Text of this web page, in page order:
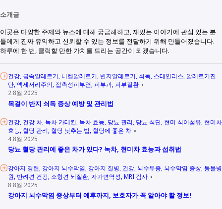
소개글
이곳은 다양한 주제와 뉴스에 대해 궁금해하고, 재밌는 이야기에 관심 있는 분
들에게 진짜 유익하고 신뢰할 수 있는 정보를 전달하기 위해 만들어졌습니다.
하루에 한 번, 클릭할 만한 가치를 드리는 공간이 되겠습니다.
건강 금속알레르기 니켈알레르기 반지알레르기 쇠독 스테인리스 알레르기진
단 액세서리주의 접촉성피부염 피부과 피부질환
2 8월 2025
목걸이 반지 쇠독 증상 예방 및 관리법
건강 건강 차 녹차 카테킨 녹차 효능 당뇨 관리 당뇨 식단 현미 식이섬유 현미차
효능 혈당 관리 혈당 낮추는 법 혈당에 좋은 차
4 8월 2025
당뇨 혈당 관리에 좋은 차가 있다? 녹차, 현미차 효능과 섭취법
강아지 경련 강아지 뇌수막염 강아지 질병 건강 뇌수두증 뇌수막염 증상 동물병
원 반려견 건강 소형견 뇌질환 자가면역성 MRI 검사
8 8월 2025
강아지 뇌수막염 증상부터 예후까지, 보호자가 꼭 알아야 할 정보!